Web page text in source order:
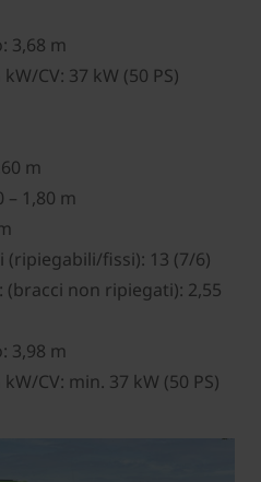
3,68 m
CV: 37 kW (50 PS)
m
– 1,80 m
fissi): 13 (7/6)
non ripiegati): 2,55
3,98 m
CV: min. 37 kW (50 PS)